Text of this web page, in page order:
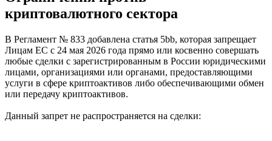
криптовалютного сектора
В Регламент № 833 добавлена статья 5bb, которая запрещает
Лицам ЕС с 24 мая 2026 года прямо или косвенно совершать
любые сделки с зарегистрированным в России юридическими
лицами, организациями или органами, предоставляющими
услуги в сфере криптоактивов либо обеспечивающими обмен
или передачу криптоактивов.
Данный запрет не распространяется на сделки: